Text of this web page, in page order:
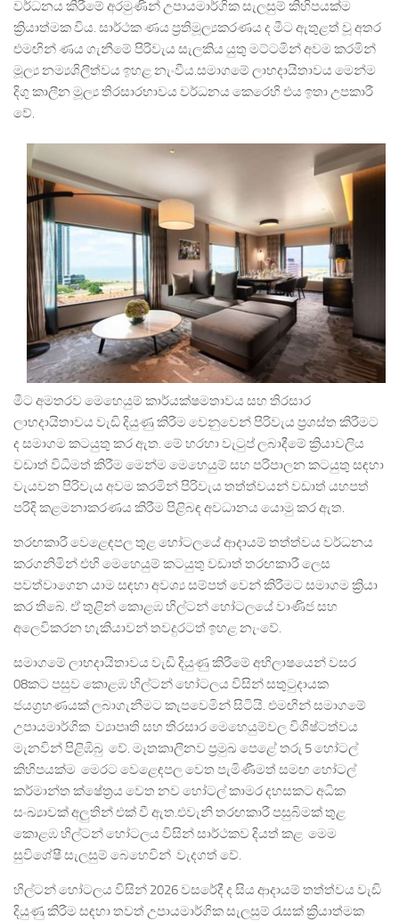
වර්ධනය කිරීමේ අරමුණින් උපායමාර්ගික සැලසුම් කිහිපයක්ම
ක්‍රියාත්මක විය. සාර්ථක ණය ප්‍රතිමූල්‍යකරණය ද මීට ඇතුළත් වූ අතර
එමඟින් ණය ගැනීමේ පිරිවැය සැලකිය යුතු මට්ටමින් අවම කරමින්
මූල්‍ය නම්‍යශිලීත්වය ඉහළ නැංවීය.සමාගමේ ලාභදායිතාවය මෙන්ම
දිගු කාලීන මූල්‍ය තිරසාරභාවය වර්ධනය කෙරෙහි එය ඉතා උපකාරී
වේ.
මීට අමතරව මෙහෙයුම් කාර්යක්ෂමතාවය සහ තිරසාර
ලාභදායිතාවය වැඩි දියුණු කිරීම වෙනුවෙන් පිරිවැය ප්‍රශස්ත කිරීමට
ද සමාගම කටයුතු කර ඇත. මේ හරහා වැටුප් ලබාදීමේ ක්‍රියාවලිය
වඩාත් විධිමත් කිරීම මෙන්ම මෙහෙයුම් සහ පරිපාලන කටයුතු සඳහා
වැයවන පිරිවැය අවම කරමින් පිරිවැය තත්ත්වයන් වඩාත් යහපත්
පරිදි කළමනාකරණය කිරීම පිළිබඳ අවධානය යොමු කර ඇත.
තරඟකාරී වෙළෙඳපල තුළ හෝටලයේ ආදායම් තත්ත්වය වර්ධනය
කරගනිමින් එහි මෙහෙයුම් කටයුතු වඩාත් තරඟකාරී ලෙස
පවත්වාගෙන යාම සඳහා අවශ්‍ය සම්පත් වෙන් කිරීමට සමාගම ක්‍රියා
කර තිබේ. ඒ තුළින් කොළඹ හිල්ටන් හෝටලයේ වාණිජ සහ
අලෙවිකරන හැකියාවන් තවදුරටත් ඉහළ නැංවේ.
සමාගමේ ලාභදායිතාවය වැඩි දියුණු කිරීමේ අභිලාෂයෙන් වසර
08කට පසුව කොළඹ හිල්ටන් හෝටලය විසින් සතුටුදායක
ජයග්‍රහණයක් ලබාගැනීමට කැපවෙමින් සිටියි. එමඟින් සමාගමේ
උපායමාර්ගික ව්‍යාපෘති සහ තිරසාර මෙහෙයුම්වල විශිෂ්ටත්වය
මැනවින් පිළිඹිබු වේ. මෑතකාලීනව ප්‍රමුඛ පෙළේ තරු 5 හෝටල්
කිහිපයක්ම මෙරට වෙළෙඳපල වෙත පැමිණීමත් සමඟ හෝටල්
කර්මාන්ත ක්ෂේත්‍රය වෙත නව හෝටල් කාමර දහසකට අධික
සංඛ්‍යාවක් අලුතින් එක් වී ඇත.එවැනි තරඟකාරී පසුබිමක් තුළ
කොළඹ හිල්ටන් හෝටලය විසින් සාර්ථකව දියත් කළ මෙම
සුවිශේෂී සැලසුම් බෙහෙවින් වැදගත් වේ.
හිල්ටන් හෝටලය විසින් 2026 වසරේදී ද සිය ආදායම් තත්ත්වය වැඩි
දියුණු කිරීම සඳහා තවත් උපායමාර්ගික සැලසුම් රැසක් ක්‍රියාත්මක